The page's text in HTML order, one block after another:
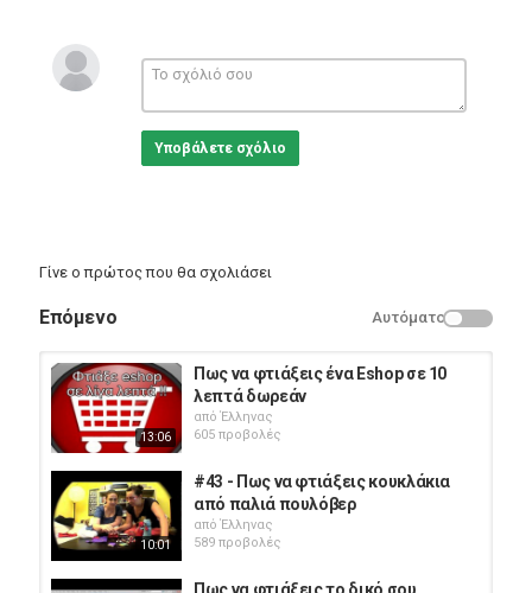
Κατηγορίες
Howto & Style
Υποβάλετε σχόλιο
Γίνε ο πρώτος που θα σχολιάσει
Επόμενο Αυτόματο
13:06
Πως να φτιάξεις ένα Eshop σε 10
λεπτά δωρεάν
απόΈλληνας
605 προβολές
10:01
#43 - Πως να φτιάξεις κουκλάκια
από παλιά πουλόβερ
απόΈλληνας
589 προβολές
Πως να φτιάξεις το δικό σου